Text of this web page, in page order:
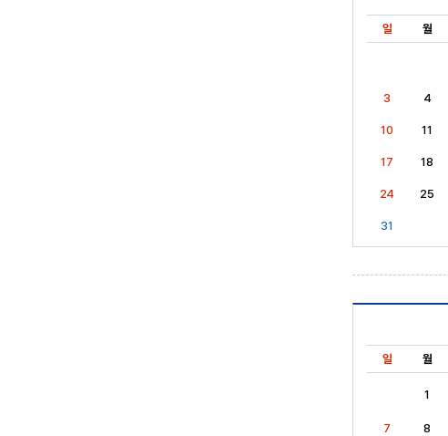
일 월
3 4
10 11
17 18
24 25
31
일 월
1
7 8